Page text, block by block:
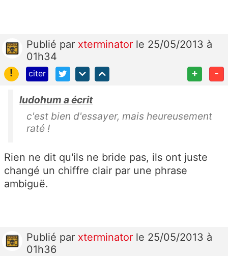
Publié par xterminator le 25/05/2013 à
01h34
!
citer + -
ludohum a écrit
c'est bien d'essayer, mais heureusement
raté !
Rien ne dit qu'ils ne bride pas, ils ont juste
changé un chiffre clair par une phrase
ambiguë.
Publié par xterminator le 25/05/2013 à
01h36